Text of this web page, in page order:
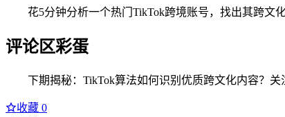
花5分钟分析一个热门TikTok跨境账号，找出其跨文
评论区彩蛋
下期揭秘：TikTok算法如何识别优质跨文化内容？关
收藏 0